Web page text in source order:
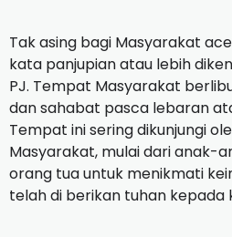
Tak asing bagi Masyarakat
kata panjupian atau lebih
PJ. Tempat Masyarakat
dan sahabat pasca lebaran
Tempat ini sering dikunjungi
Masyarakat, mulai dari anak-
orang tua untuk menikmati
telah di berikan tuhan kepada